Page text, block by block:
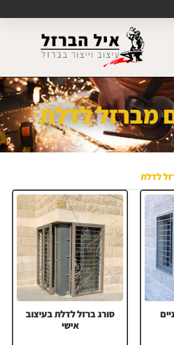
מברזל לדלת
לדלת
סורג ברזל לדלת בעיצוב
אישי